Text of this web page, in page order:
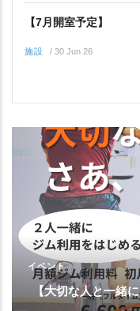
【7月開室予定】
施設 / 30 Jun 26
イベント
【大切な人と一緒